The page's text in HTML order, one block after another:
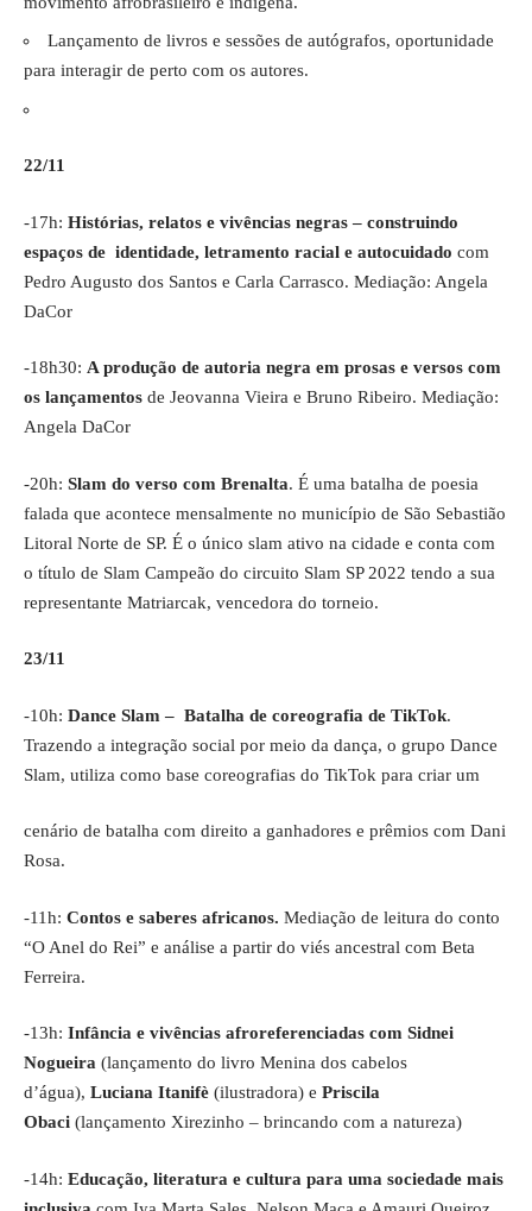
Lançamento de livros e sessões de autógrafos, oportunidade
para interagir de perto com os autores.
22/11
-17h: Histórias, relatos e vivências negras – construindo
espaços de identidade, letramento racial e autocuidado com
Pedro Augusto dos Santos e Carla Carrasco. Mediação: Angela
DaCor
-18h30: A produção de autoria negra em prosas e versos com
os lançamentos de Jeovanna Vieira e Bruno Ribeiro. Mediação:
Angela DaCor
-20h: Slam do verso com Brenalta. É uma batalha de poesia
falada que acontece mensalmente no município de São Sebastião
Litoral Norte de SP. É o único slam ativo na cidade e conta com
o título de Slam Campeão do circuito Slam SP 2022 tendo a sua
representante Matriarcak, vencedora do torneio.
23/11
-10h: Dance Slam – Batalha de coreografia de TikTok.
Trazendo a integração social por meio da dança, o grupo Dance
Slam, utiliza como base coreografias do TikTok para criar um
cenário de batalha com direito a ganhadores e prêmios com Dani
Rosa.
-11h: Contos e saberes africanos. Mediação de leitura do conto
“O Anel do Rei” e análise a partir do viés ancestral com Beta
Ferreira.
-13h: Infância e vivências afroreferenciadas com Sidnei
Nogueira (lançamento do livro Menina dos cabelos
d’água), Luciana Itanifè (ilustradora) e Priscila
Obaci (lançamento Xirezinho – brincando com a natureza)
-14h: Educação, literatura e cultura para uma sociedade mais